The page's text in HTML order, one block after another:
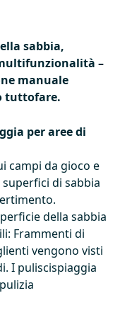
sabbia,
–
manuale
tuttofare.
per aree di
campi da gioco e
di sabbia
della sabbia
Frammenti di
vengono visti
I puliscispiaggia